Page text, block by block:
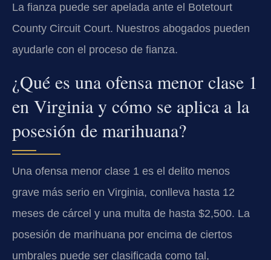
La fianza puede ser apelada ante el Botetourt
County Circuit Court. Nuestros abogados pueden
ayudarle con el proceso de fianza.
¿Qué es una ofensa menor clase 1
en Virginia y cómo se aplica a la
posesión de marihuana?
Una ofensa menor clase 1 es el delito menos
grave más serio en Virginia, conlleva hasta 12
meses de cárcel y una multa de hasta $2,500. La
posesión de marihuana por encima de ciertos
umbrales puede ser clasificada como tal,